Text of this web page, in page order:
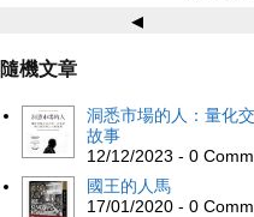
◂
隨機文章
洞悉市場的人：量化
故事
12/12/2023 - 0
國王的人馬
17/01/2020 - 0